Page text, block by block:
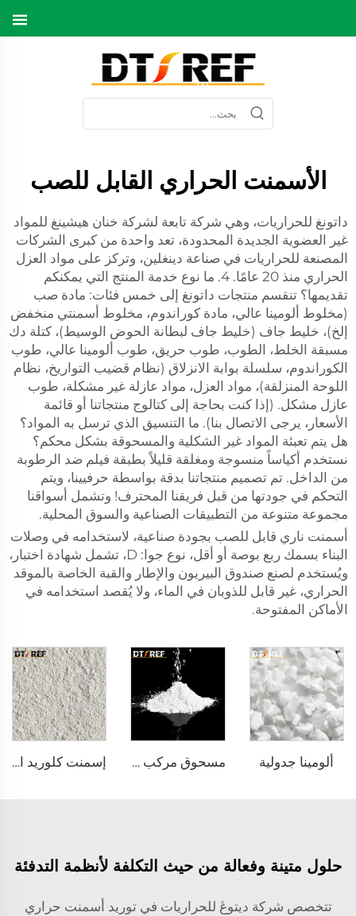
الأسمنت الحراري القابل للصب
داتونغ للحراريات، وهي شركة تابعة لشركة خنان هيشينغ للمواد
غير العضوية الجديدة المحدودة، تعد واحدة من كبرى الشركات
المصنعة للحراريات في صناعة دينغلين، وتركز على مواد العزل
الحراري منذ 20 عامًا. 4. ما نوع خدمة المنتج التي يمكنكم
تقديمها؟ تنقسم منتجات داتونغ إلى خمس فئات: مادة صب
(مخلوط ألومينا عالي، مادة كوراندوم، مخلوط أسمنتي منخفض
إلخ)، خليط جاف (خليط جاف لبطانة الحوض الوسيط)، كتلة دك
مسبقة الخلط، الطوب، طوب حريق، طوب ألومينا عالي، طوب
الكوراندوم، سلسلة بوابة الانزلاق (نظام قضيب التواريخ، نظام
اللوحة المنزلقة)، مواد العزل، مواد عازلة غير مشكلة، طوب
عازل مشكل. (إذا كنت بحاجة إلى كتالوج منتجاتنا أو قائمة
الأسعار، يرجى الاتصال بنا). ما التنسيق الذي ترسل به المواد؟
هل يتم تعبئة المواد غير الشكلية والمسحوقة بشكل محكم؟
نستخدم أكياساً منسوجة ومغلقة قليلاً بطبقة فيلم ضد الرطوبة
من الداخل. تم تصميم منتجاتنا بدقة بواسطة حرفيينا، ويتم
التحكم في جودتها من قبل فريقنا المحترف! وتشمل أسواقنا
مجموعة متنوعة من التطبيقات الصناعية والسوق المحلية.
أسمنت ناري قابل للصب بجودة صناعية، لاستخدامه في وصلات
البناء بسمك ربع بوصة أو أقل، نوع جوا: D، تشمل شهادة اختبار،
ويُستخدم لصنع صندوق البيريون والإطار والقبة الخاصة بالموقد
الحراري، غير قابل للذوبان في الماء، ولا يُقصد استخدامه في
الأماكن المفتوحة.
ألومينا جدولية مسحوق مركب تفاعلي α-Al₂O₃ إسمنت كلوريد الكالسيوم DK-71
حلول متينة وفعالة من حيث التكلفة لأنظمة التدفئة
تتخصص شركة ديتوڠ للحراريات في توريد أسمنت حراري